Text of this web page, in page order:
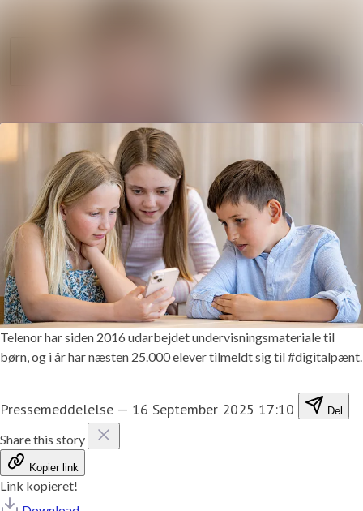
Telenor har siden 2016 udarbejdet undervisningsmateriale til
børn, og i år har næsten 25.000 elever tilmeldt sig til #digitalpænt.
Pressemeddelelse — 16 September 2025 17:10 Del
Share this story
Kopier link
Link kopieret!